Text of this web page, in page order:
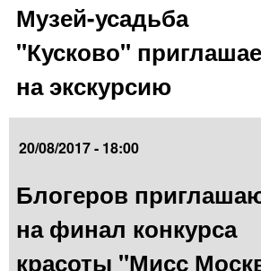
Музей-усадьба
"Кусково"
на экскурсию
20/08/2017 - 18:00
Блогеров
на финал конкурса
красоты "Мисс